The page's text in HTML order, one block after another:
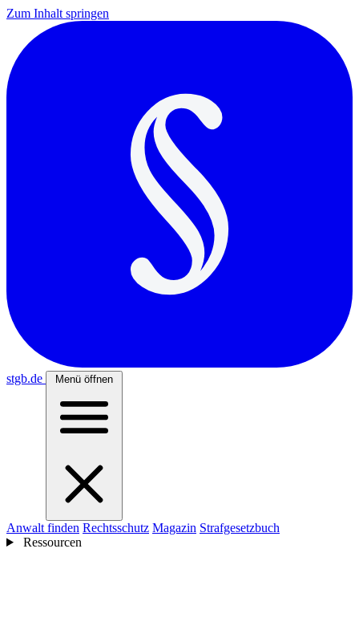
Zum Inhalt springen
stgb.de Menü öffnen
Anwalt finden Rechtsschutz Magazin Strafgesetzbuch
Ressourcen